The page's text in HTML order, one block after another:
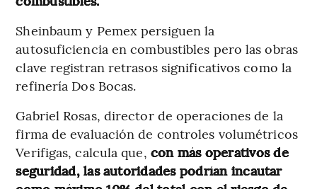
Sheinbaum y Pemex persiguen la
autosuficiencia en combustibles pero las obras
clave registran retrasos significativos como la
refinería Dos Bocas.
Gabriel Rosas, director de operaciones de la
firma de evaluación de controles volumétricos
Verifigas, calcula que, con más operativos de
seguridad, las autoridades podrían incautar